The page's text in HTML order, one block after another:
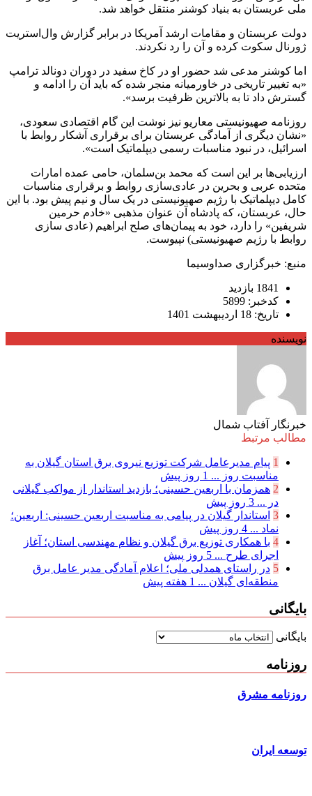
ملی عربستان به بنیاد کوشنر منتقل خواهد شد.
دولت عربستان و مقامات ارشد آمریکا در برابر گزارش وال‌استریت
ژورنال سکوت کرده و آن را رد نکردند.
اما کوشنر مدعی شد حضور او در کاخ سفید در دوران دونالد ترامپ
«به تغییر تاریخی در خاورمیانه منجر شده که باید آن را ادامه و
گسترش داد تا به بالاترین ظرفیت برسد».
روزنامه صهیونیستی معاریو نیز نوشت این گام اقتصادی سعودی،
«نشان دیگری از آمادگی عربستان برای برقراری آشکار روابط با
اسرائیل، در نبود مناسبات رسمی دیپلماتیک است».
ارزیابی‌ها بر این است که محمد بن‌سلمان، حامی عمده امارات
متحده عربی و بحرین در عادی‌سازی روابط و برقراری مناسبات
کامل دیپلماتیک با رژیم صهیونیستی در یک سال و نیم پیش بود. با این
حال، عربستان، که پادشاه آن عنوان مذهبی «خادم حرمین
شریفین» را دارد، خود به پیمان‌های صلح ابراهیم (عادی سازی
روابط با رژیم صهیونیستی) نپیوست.
منبع: خبرگزاری صداوسیما
1841 بازدید
کدخبر: 5899
تاریخ: 18 اردیبهشت 1401
نویسنده
خبرنگار آفتاب شمال
مطالب مرتبط
1 پیام مدیرعامل شركت توزیع نیروی برق استان گیلان به
مناسبت روز ... 1 روز پیش
2 همزمان با اربعین حسینی؛ بازدید استاندار از مواکب گیلانی
در ... 3 روز پیش
3 استاندار گیلان در پیامی به مناسبت اربعین حسینی: اربعین؛
نماد ... 4 روز پیش
4 با همکاری توزیع برق گیلان و نظام مهندسی استان؛ آغاز
اجرای طرح ... 5 روز پیش
5 در راستای همدلی ملی؛ اعلام آمادگی مدیر عامل برق
منطقه‌ای گیلان ... 1 هفته پیش
بایگانی
بایگانی
روزنامه
روزنامه مشرق
توسعه ایران